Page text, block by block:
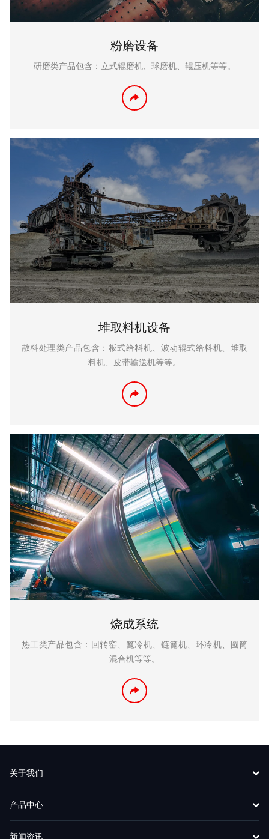
粉磨设备
研磨类产品包含：立式辊磨机、球磨机、辊压机等等。
堆取料机设备
散料处理类产品包含：板式给料机、波动辊式给料机、堆取
料机、皮带输送机等等。
烧成系统
热工类产品包含：回转窑、篦冷机、链篦机、环冷机、圆筒
混合机等等。
关于我们
产品中心
新闻资讯